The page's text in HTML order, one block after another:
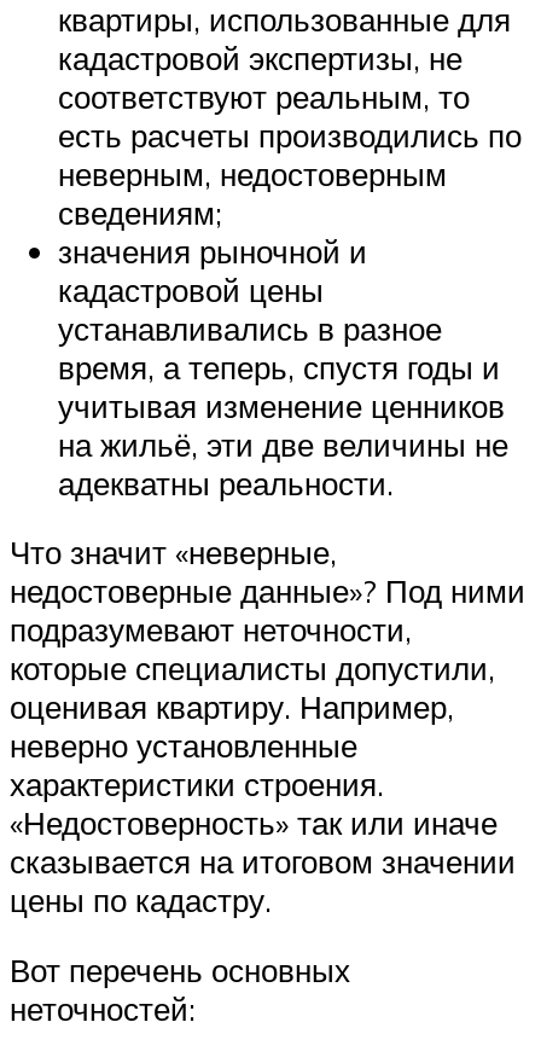
квартиры, использованные для
кадастровой экспертизы, не
соответствуют реальным, то
есть расчеты производились по
неверным, недостоверным
сведениям;
значения рыночной и
кадастровой цены
устанавливались в разное
время, а теперь, спустя годы и
учитывая изменение ценников
на жильё, эти две величины не
адекватны реальности.
Что значит «неверные,
недостоверные данные»? Под ними
подразумевают неточности,
которые специалисты допустили,
оценивая квартиру. Например,
неверно установленные
характеристики строения.
«Недостоверность» так или иначе
сказывается на итоговом значении
цены по кадастру.
Вот перечень основных
неточностей: